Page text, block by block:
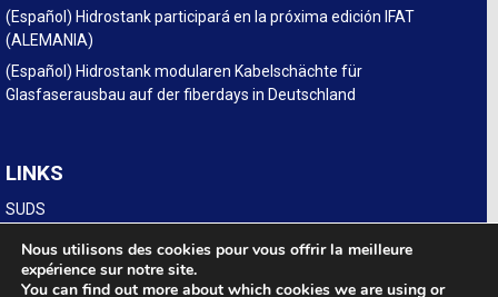
(Español) Hidrostank participará en la próxima edición IFAT
(ALEMANIA)
(Español) Hidrostank modularen Kabelschächte für
Glasfaserausbau auf der fiberdays in Deutschland
LINKS
SUDS
LegalNous utilisons des cookies pour vous offrir la meilleure
expérience sur notre site.
You can find out more about which cookies we are using or